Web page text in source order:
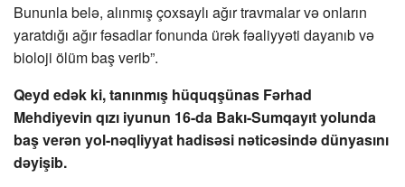
Bununla belə, alınmış çoxsaylı ağır travmalar və onların
yaratdığı ağır fəsadlar fonunda ürək fəaliyyəti dayanıb və
bioloji ölüm baş verib”.
Qeyd edək ki, tanınmış hüquqşünas Fərhad
Mehdiyevin qızı iyunun 16-da Bakı-Sumqayıt yolunda
baş verən yol-nəqliyyat hadisəsi nəticəsində dünyasını
dəyişib.